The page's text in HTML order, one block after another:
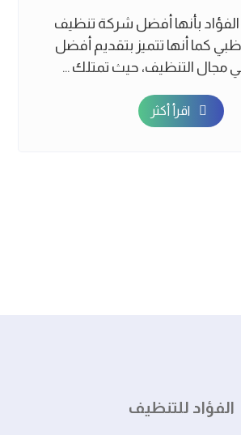
بأنها أفضل شركة تنظيف
كما أنها تتميز بتقديم أفضل
مجال التنظيف، حيث تمتلك ...
اقرأ أكثر
الفؤاد للتنظيف